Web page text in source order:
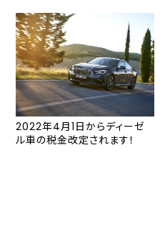
2022年4月1日からディーゼ
ル車の税金改定されます！